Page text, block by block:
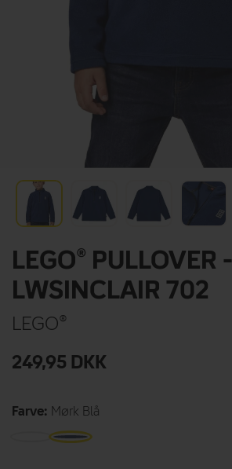
LEGO® PULLOVER -
LWSINCLAIR 702
LEGO®
249,95 DKK
Farve: Mørk Blå